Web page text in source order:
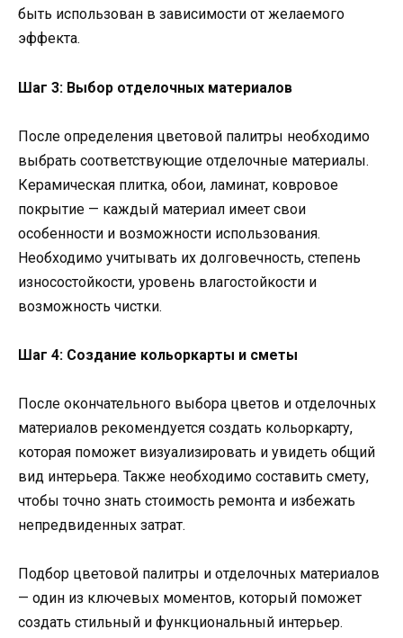
быть использован в зависимости от желаемого
эффекта.
Шаг 3: Выбор отделочных материалов
После определения цветовой палитры необходимо
выбрать соответствующие отделочные материалы.
Керамическая плитка, обои, ламинат, ковровое
покрытие — каждый материал имеет свои
особенности и возможности использования.
Необходимо учитывать их долговечность, степень
износостойкости, уровень влагостойкости и
возможность чистки.
Шаг 4: Создание кольоркарты и сметы
После окончательного выбора цветов и отделочных
материалов рекомендуется создать кольоркарту,
которая поможет визуализировать и увидеть общий
вид интерьера. Также необходимо составить смету,
чтобы точно знать стоимость ремонта и избежать
непредвиденных затрат.
Подбор цветовой палитры и отделочных материалов
— один из ключевых моментов, который поможет
создать стильный и функциональный интерьер.